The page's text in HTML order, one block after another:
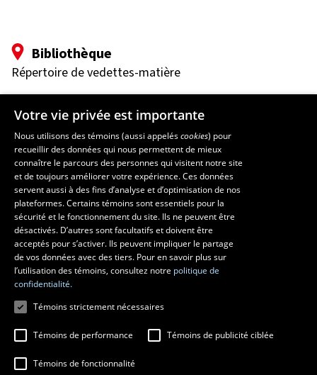
Bibliothèque
Répertoire de vedettes-matière
2345 Allée des Bibliothèques
Université Laval
Québec (Québec) G1V 0A6
Suivez-nous sur Facebook
Des questions?
Votre vie privée est importante
Nous utilisons des témoins (aussi appeléscookies) pour
recueillir des données qui nous permettent de mieux
connaître le parcours des personnes qui visitent notre site
et de toujours améliorer votre expérience. Ces données
servent aussi à des fins d’analyse et d’optimisation de nos
plateformes. Certains témoins sont essentiels pour la
sécurité et le fonctionnement du site. Ils ne peuvent être
désactivés. D’autres sont facultatifs et doivent être
acceptés pour s’activer. Ils peuvent impliquer le partage
de vos données avec des tiers. Pour en savoir plus sur
l’utilisation des témoins, consultez notre politique de
confidentialité.
Témoins strictement nécessaires
Témoins de performance Témoins de publicité ciblée
Témoins de fonctionnalité